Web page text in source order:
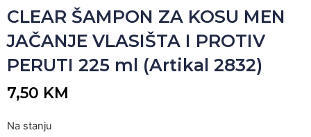
CLEAR ŠAMPON ZA KOSU MEN
JAČANJE VLASIŠTA I PROTIV
PERUTI 225 ml (Artikal 2832)
7,50 KM
Na stanju